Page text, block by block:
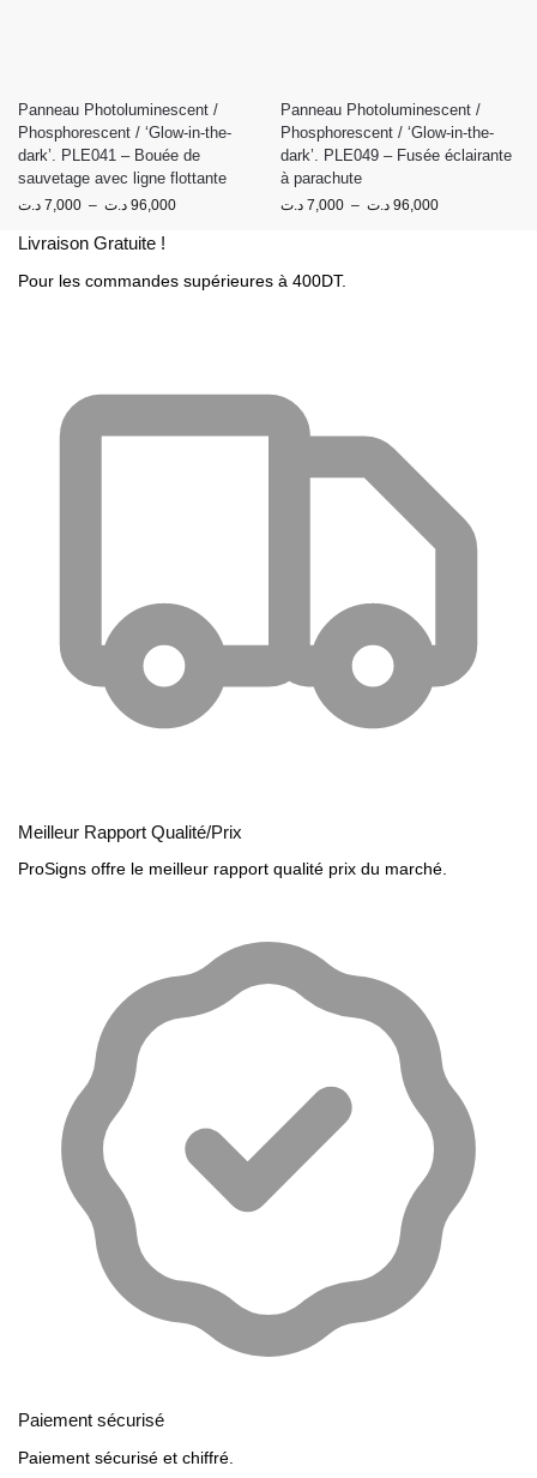
Panneau Photoluminescent /
Phosphorescent / ‘Glow-in-the-
dark’. PLE041 – Bouée de
sauvetage avec ligne flottante
7,000 د.ت – 96,000 د.ت
Panneau Photoluminescent /
Phosphorescent / ‘Glow-in-the-
dark’. PLE049 – Fusée éclairante
à parachute
7,000 د.ت – 96,000 د.ت
Livraison Gratuite !
Pour les commandes supérieures à 400DT.
Meilleur Rapport Qualité/Prix
ProSigns offre le meilleur rapport qualité prix du marché.
Paiement sécurisé
Paiement sécurisé et chiffré.